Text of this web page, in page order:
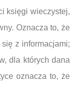
księgi wieczystej,
Oznacza to, że
z informacjami;
dla których dana
oznacza to, że